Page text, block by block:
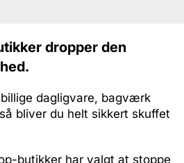
dropper den
dagligvare, bagværk
bliver du helt sikkert skuffet
butikker har valgt at stoppe